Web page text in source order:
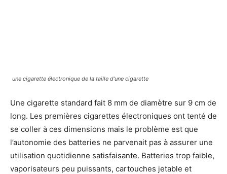
une cigarette électronique de la taille d’une cigarette
Une cigarette standard fait 8 mm de diamètre sur 9 cm de
long. Les premières cigarettes électroniques ont tenté de
se coller à ces dimensions mais le problème est que
l’autonomie des batteries ne parvenait pas à assurer une
utilisation quotidienne satisfaisante. Batteries trop faible,
vaporisateurs peu puissants, cartouches jetable et